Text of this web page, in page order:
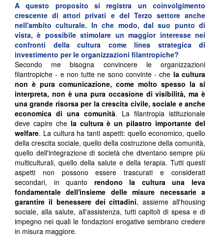
A questo proposito si registra un coinvolgimento
crescente di attori privati e del Terzo settore anche
nell'ambito culturale. In che modo, dal suo punto di
vista, è possibile stimolare un maggior interesse nei
confronti della cultura come linea strategica di
investimento per le organizzazioni filantropiche?
Secondo me bisogna convincere le organizzazioni
filantropiche - e non tutte ne sono convinte - che la cultura
non è pura comunicazione, come molto spesso la si
interpreta, non è una pura occasione di visibilità, ma è
una grande risorsa per la crescita civile, sociale e anche
economica di una comunità. La filantropia istituzionale
deve capire che la cultura è un pilastro importante del
welfare. La cultura ha tanti aspetti: quello economico, quello
della crescita sociale, quello della costruzione della comunità,
quello dell'integrazione di società che diventano sempre più
multiculturali, quello della salute e della terapia. Tutti questi
aspetti non possono essere trascurati e considerati
secondari, in quanto rendono la cultura una leva
fondamentale dell'insieme delle misure necessarie a
garantire il benessere dei cittadini, assieme all'housing
sociale, alla salute, all'assistenza, tutti capitoli di spesa e di
impegno nei quali le fondazioni erogative sembrano credere
in misura maggiore.